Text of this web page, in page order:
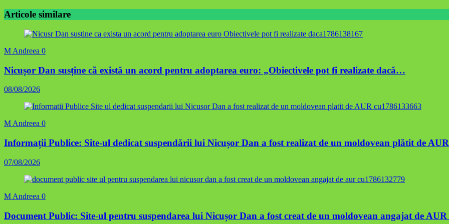
Articole similare
M Andreea 0
Nicușor Dan susține că există un acord pentru adoptarea euro: „Obiectivele pot fi realizate dacă…
08/08/2026
M Andreea 0
Informații Publice: Site-ul dedicat suspendării lui Nicușor Dan a fost realizat de un moldovean plătit de
07/08/2026
M Andreea 0
Document Public: Site-ul pentru suspendarea lui Nicușor Dan a fost creat de un moldovean angajat de